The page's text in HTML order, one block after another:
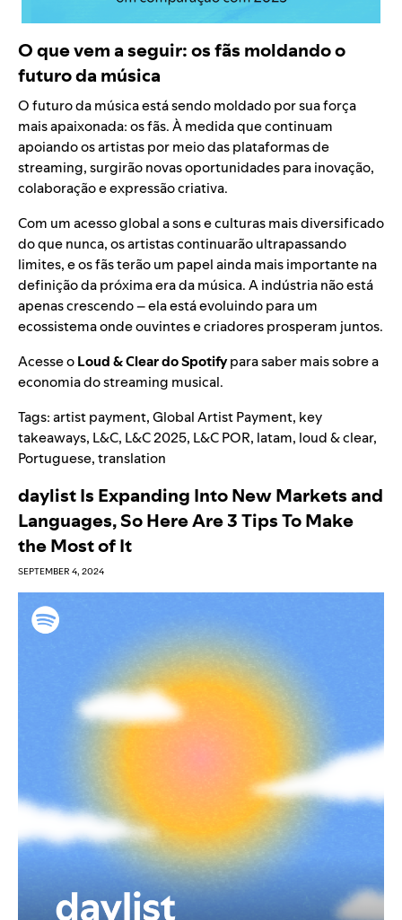
O que vem a seguir: os fãs moldando o
futuro da música
O futuro da música está sendo moldado por sua força
mais apaixonada: os fãs. À medida que continuam
apoiando os artistas por meio das plataformas de
streaming, surgirão novas oportunidades para inovação,
colaboração e expressão criativa.
Com um acesso global a sons e culturas mais diversificado
do que nunca, os artistas continuarão ultrapassando
limites, e os fãs terão um papel ainda mais importante na
definição da próxima era da música. A indústria não está
apenas crescendo – ela está evoluindo para um
ecossistema onde ouvintes e criadores prosperam juntos.
Acesse oLoud & Clear do Spotifypara saber mais sobre a
economia do streaming musical.
Tags:artist payment,Global Artist Payment, key
takeaways, L&C, L&C 2025, L&C POR, latam, loud & clear,
Portuguese,translation
daylist Is Expanding Into New Markets and
Languages, So Here Are 3 Tips To Make
the Most of It
SEPTEMBER 4, 2024